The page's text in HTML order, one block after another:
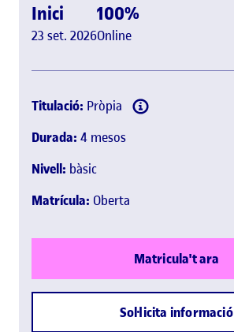
Inici
23 set. 2026
100%
Online
Titulació: Pròpia
Durada: 4 mesos
Nivell: bàsic
Matrícula: Oberta
Matricula't ara
Sol·licita informació